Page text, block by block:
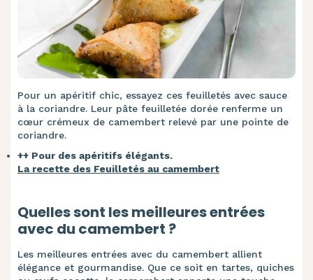
Pour un apéritif chic, essayez ces feuilletés avec sauce
à la coriandre. Leur pâte feuilletée dorée renferme un
cœur crémeux de camembert relevé par une pointe de
coriandre.
++ Pour des apéritifs élégants.
La recette des Feuilletés au camembert
Quelles sont les meilleures entrées
avec du camembert ?
Les meilleures entrées avec du camembert allient
élégance et gourmandise. Que ce soit en tartes, quiches